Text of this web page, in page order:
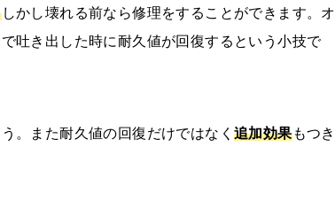
しかし壊れる前なら修理をすることができます。オ
吐き出した時に耐久値が回復するという小技で
。また耐久値の回復だけではなく 追加効果もつき